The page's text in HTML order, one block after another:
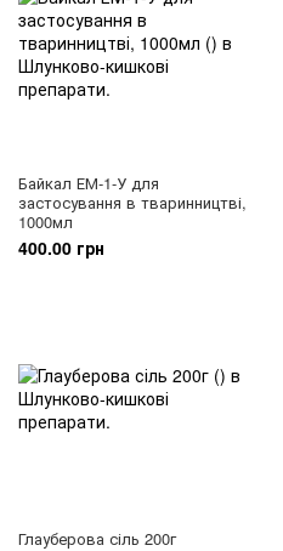
Байкал ЕМ-1-У для
застосування в тваринництві,
1000мл
400.00 грн
Глауберова сіль 200г